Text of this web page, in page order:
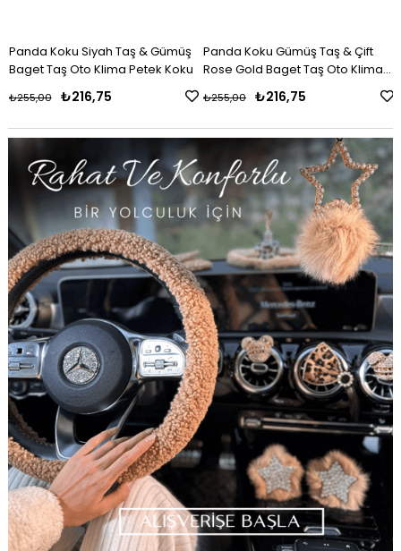
Panda Koku Siyah Taş & Gümüş
Baget Taş Oto Klima Petek Koku
₺216,75
₺255,00
Panda Koku Gümüş Taş & Çift
Rose Gold Baget Taş Oto Klima
Petek Koku
₺216,75
₺255,00